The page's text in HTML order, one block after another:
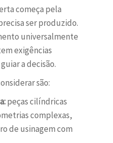
começa pela
ser produzido.
universalmente
exigências
a decisão.
são:
peças cilíndricas
complexas,
de usinagem com